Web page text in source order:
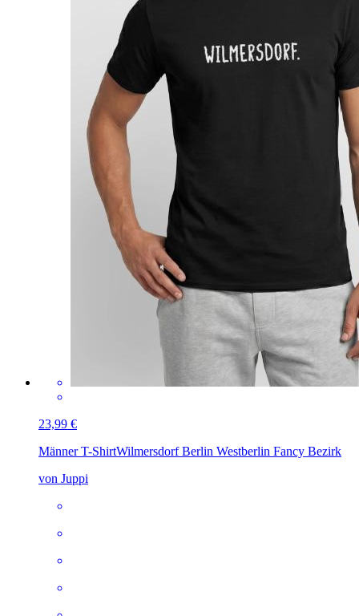
23,99 €
Männer T-ShirtWilmersdorf Berlin Westberlin Fancy Bezirk
von Juppi